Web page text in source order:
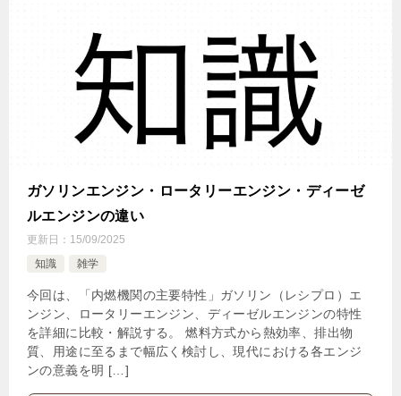
ガソリンエンジン・ロータリーエンジン・ディーゼ
ルエンジンの違い
更新日： 15/09/2025
知識
雑学
今回は、「内燃機関の主要特性」ガソリン（レシプロ）エ
ンジン、ロータリーエンジン、ディーゼルエンジンの特性
を詳細に比較・解説する。 燃料方式から熱効率、排出物
質、用途に至るまで幅広く検討し、現代における各エンジ
ンの意義を明 […]